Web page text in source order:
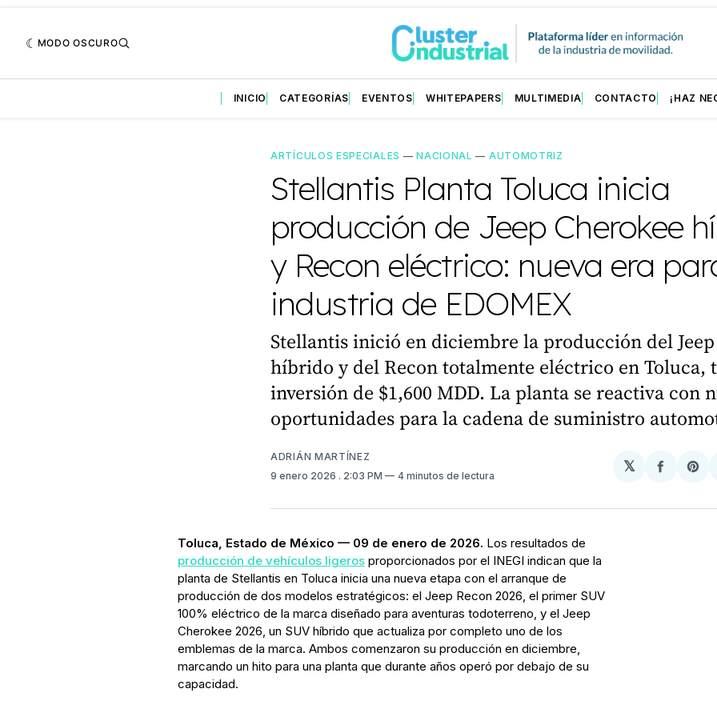
MODO OSCURO
INICIO CATEGORÍAS EVENTOS WHITEPAPERS MULTIMEDIA CONTACTO ¡HAZ
ARTÍCULOS ESPECIALES —NACIONAL — AUTOMOTRIZ
Stellantis Planta Toluca inicia
producción de Jeep Cherokee
y Recon eléctrico: nueva era
industria de EDOMEX
Stellantis inició en diciembre la producción del
híbrido y del Recon totalmente eléctrico en Toluca,
inversión de $1,600 MDD. La planta se reactiva con
oportunidades para la cadena de suministro
ADRIÁN MARTÍNEZ
9 enero 2026 . 2:03 PM 4 minutos de lectura
𝕏
Toluca, Estado de México — 09 de enero de 2026. Los resultados de
producción de vehículos ligerosproporcionados por el INEGI indican que la
planta de Stellantis en Toluca inicia una nueva etapa con el arranque de
producción de dos modelos estratégicos: el Jeep Recon 2026, el primer SUV
100% eléctrico de la marca diseñado para aventuras todoterreno, y el Jeep
Cherokee 2026, un SUV híbrido que actualiza por completo uno de los
emblemas de la marca. Ambos comenzaron su producción en diciembre,
marcando un hito para una planta que durante años operó por debajo de su
capacidad.